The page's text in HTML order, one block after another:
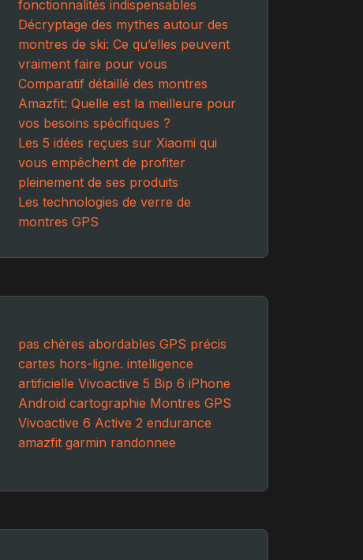
fonctionnalités indispensables
Décryptage des mythes autour des
montres de ski: Ce qu’elles peuvent
vraiment faire pour vous
Comparatif détaillé des montres
Amazfit: Quelle est la meilleure pour
vos besoins spécifiques ?
Les 5 idées reçues sur Xiaomi qui
vous empêchent de profiter
pleinement de ses produits
Les technologies de verre de
montres GPS
pas chères abordables GPS précis
cartes hors-ligne. intelligence
artificielle Vivoactive 5 Bip 6 iPhone
Android cartographie Montres GPS
Vivoactive 6 Active 2 endurance
amazfit garmin randonnee